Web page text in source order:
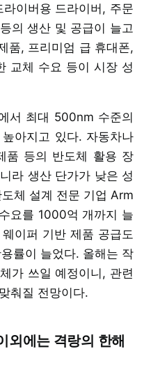
이버용 드라이버, 주문
의 생산 및 공급이 늘고
품, 프리미엄 급 휴대폰,
교체 수요 등이 시장 성
서 최대 500nm 수준의
아지고 있다. 자동차나
품 등의 반도체 활용 장
라 생산 단가가 낮은 성
체 설계 전문 기업 Arm
요를 1000억 개까지 늘
이퍼 기반 제품 공급도
률이 늘었다. 올해는 작
가 쓰일 예정이니, 관련
춰질 전망이다.
외에는 격랑의 한해